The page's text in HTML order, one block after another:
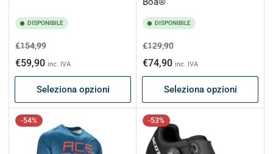
DISPONIBILE
Prezzo
di
listino
€154,99Prezzo
scontato
€59,90 inc. IVA
Seleziona opzioni
DISPONIBILE
Prezzo
di
listino
€129,90Prezzo
scontato
€74,90 inc. IVA
Seleziona opzioni
-54% -53%